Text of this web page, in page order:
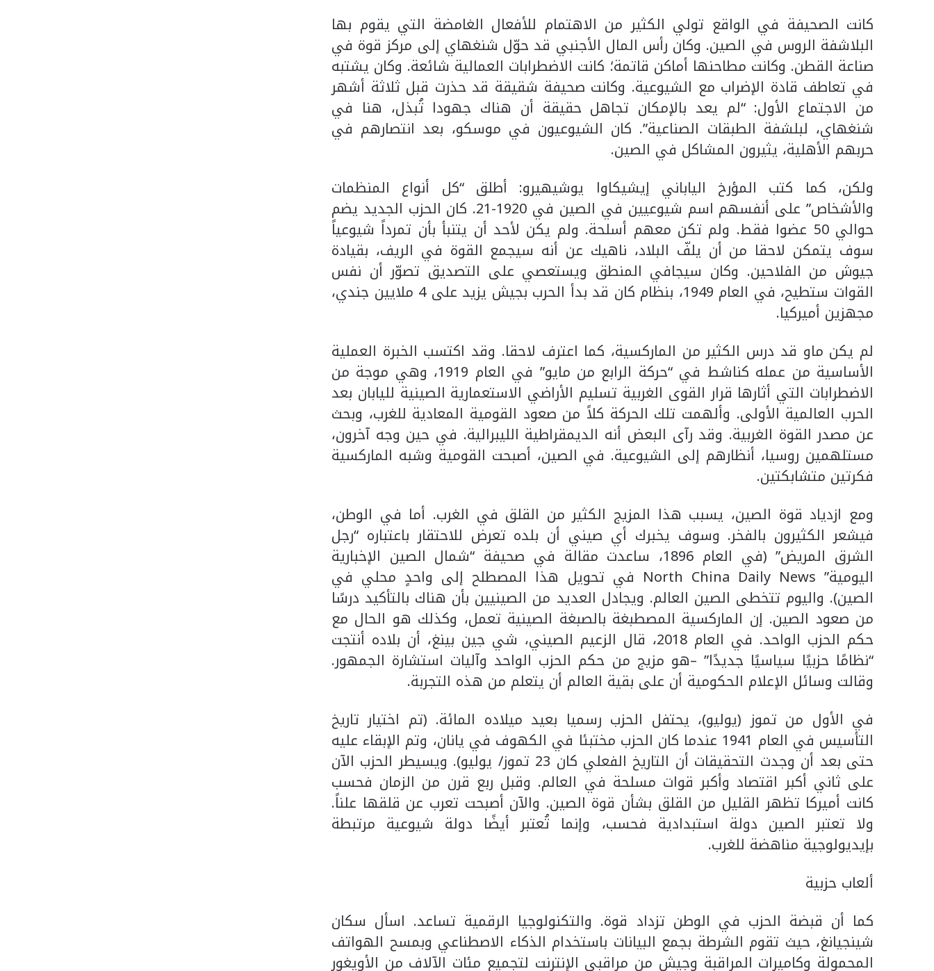
كانت الصحيفة في الواقع تولي الكثير من الاهتمام للأفعال الغامضة التي يقوم بها
البلاشفة الروس في الصين. وكان رأس المال الأجنبي قد حوّل شنغهاي إلى مركز قوة في
صناعة القطن. وكانت مطاحنها أماكن قاتمة؛ كانت الاضطرابات العمالية شائعة. وكان يشتبه
في تعاطف قادة الإضراب مع الشيوعية. وكانت صحيفة شقيقة قد حذرت قبل ثلاثة أشهر
من الاجتماع الأول: “لم يعد بالإمكان تجاهل حقيقة أن هناك جهودا تُبذل، هنا في
شنغهاي، لبلشفة الطبقات الصناعية”. كان الشيوعيون في موسكو، بعد انتصارهم في
حربهم الأهلية، يثيرون المشاكل في الصين.
ولكن، كما كتب المؤرخ الياباني إيشيكاوا يوشيهيرو: أطلق “كل أنواع المنظمات
والأشخاص” على أنفسهم اسم شيوعيين في الصين في 1920-21. كان الحزب الجديد يضم
حوالي 50 عضوا فقط. ولم تكن معهم أسلحة. ولم يكن لأحد أن يتنبأ بأن تمرداً شيوعياً
سوف يتمكن لاحقا من أن يلفّ البلاد، ناهيك عن أنه سيجمع القوة في الريف، بقيادة
جيوش من الفلاحين. وكان سيجافي المنطق ويستعصي على التصديق تصوّر أن نفس
القوات ستطيح، في العام 1949، بنظام كان قد بدأ الحرب بجيش يزيد على 4 ملايين جندي،
مجهزين أميركيا.
لم يكن ماو قد درس الكثير من الماركسية، كما اعترف لاحقا. وقد اكتسب الخبرة العملية
الأساسية من عمله كناشط في “حركة الرابع من مايو” في العام 1919، وهي موجة من
الاضطرابات التي أثارها قرار القوى الغربية تسليم الأراضي الاستعمارية الصينية لليابان بعد
الحرب العالمية الأولى. وألهمت تلك الحركة كلاً من صعود القومية المعادية للغرب، وبحث
عن مصدر القوة الغربية. وقد رآى البعض أنه الديمقراطية الليبرالية. في حين وجه آخرون،
مستلهمين روسيا، أنظارهم إلى الشيوعية. في الصين، أصبحت القومية وشبه الماركسية
فكرتين متشابكتين.
ومع ازدياد قوة الصين، يسبب هذا المزيج الكثير من القلق في الغرب. أما في الوطن،
فيشعر الكثيرون بالفخر. وسوف يخبرك أي صيني أن بلده تعرض للاحتقار باعتباره “رجل
الشرق المريض” (في العام 1896، ساعدت مقالة في صحيفة “شمال الصين الإخبارية
اليومية” North China Daily News في تحويل هذا المصطلح إلى واحدٍ محلي في
الصين). واليوم تتخطى الصين العالم. ويجادل العديد من الصينيين بأن هناك بالتأكيد درسًا
من صعود الصين. إن الماركسية المصطبغة بالصبغة الصينية تعمل، وكذلك هو الحال مع
حكم الحزب الواحد. في العام 2018، قال الزعيم الصيني، شي جين بينغ، أن بلاده أنتجت
“نظامًا حزبيًا سياسيًا جديدًا” –هو مزيج من حكم الحزب الواحد وآليات استشارة الجمهور.
وقالت وسائل الإعلام الحكومية أن على بقية العالم أن يتعلم من هذه التجربة.
في الأول من تموز (يوليو)، يحتفل الحزب رسميا بعيد ميلاده المائة. (تم اختيار تاريخ
التأسيس في العام 1941 عندما كان الحزب مختبئا في الكهوف في يانان، وتم الإبقاء عليه
حتى بعد أن وجدت التحقيقات أن التاريخ الفعلي كان 23 تموز/ يوليو). ويسيطر الحزب الآن
على ثاني أكبر اقتصاد وأكبر قوات مسلحة في العالم. وقبل ربع قرن من الزمان فحسب
كانت أميركا تظهر القليل من القلق بشأن قوة الصين. والآن أصبحت تعرب عن قلقها علناً.
ولا تعتبر الصين دولة استبدادية فحسب، وإنما تُعتبر أيضًا دولة شيوعية مرتبطة
بإيديولوجية مناهضة للغرب.
ألعاب حزبية
كما أن قبضة الحزب في الوطن تزداد قوة. والتكنولوجيا الرقمية تساعد. اسأل سكان
شينجيانغ، حيث تقوم الشرطة بجمع البيانات باستخدام الذكاء الاصطناعي وبمسح الهواتف
المحمولة وكاميرات المراقبة وجيش من مراقبي الإنترنت لتجميع مئات الآلاف من الأويغور